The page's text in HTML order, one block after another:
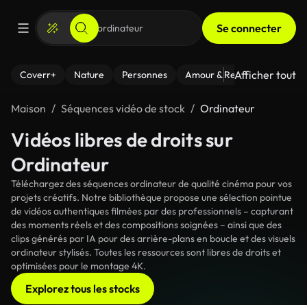
Se connecter
Coverr+ Nature Personnes Amour & Relations Le
Afficher tout
Maison Séquences vidéo de stock Ordinateur
Vidéos libres de droits sur
Ordinateur
Téléchargez des séquences ordinateur de qualité cinéma pour vos
projets créatifs. Notre bibliothèque propose une sélection pointue
de vidéos authentiques filmées par des professionnels – capturant
des moments réels et des compositions soignées – ainsi que des
clips générés par IA pour des arrière-plans en boucle et des visuels
ordinateur stylisés. Toutes les ressources sont libres de droits et
optimisées pour le montage 4K.
Explorez tous les stocks